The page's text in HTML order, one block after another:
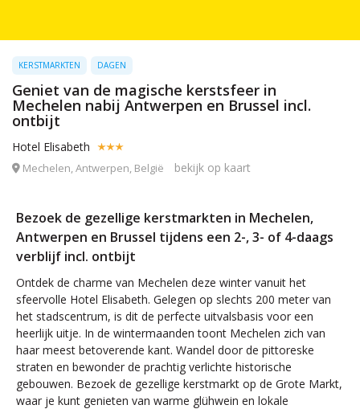
KERSTMARKTEN DAGEN
Geniet van de magische kerstsfeer in
Mechelen nabij Antwerpen en Brussel incl.
ontbijt
Hotel Elisabeth
Mechelen, Antwerpen, België bekijk op kaart
Bezoek de gezellige kerstmarkten in Mechelen,
Antwerpen en Brussel tijdens een 2-, 3- of 4-daags
verblijf incl. ontbijt
Ontdek de charme van Mechelen deze winter vanuit het
sfeervolle Hotel Elisabeth. Gelegen op slechts 200 meter van
het stadscentrum, is dit de perfecte uitvalsbasis voor een
heerlijk uitje. In de wintermaanden toont Mechelen zich van
haar meest betoverende kant. Wandel door de pittoreske
straten en bewonder de prachtig verlichte historische
gebouwen. Bezoek de gezellige kerstmarkt op de Grote Markt,
waar je kunt genieten van warme glühwein en lokale